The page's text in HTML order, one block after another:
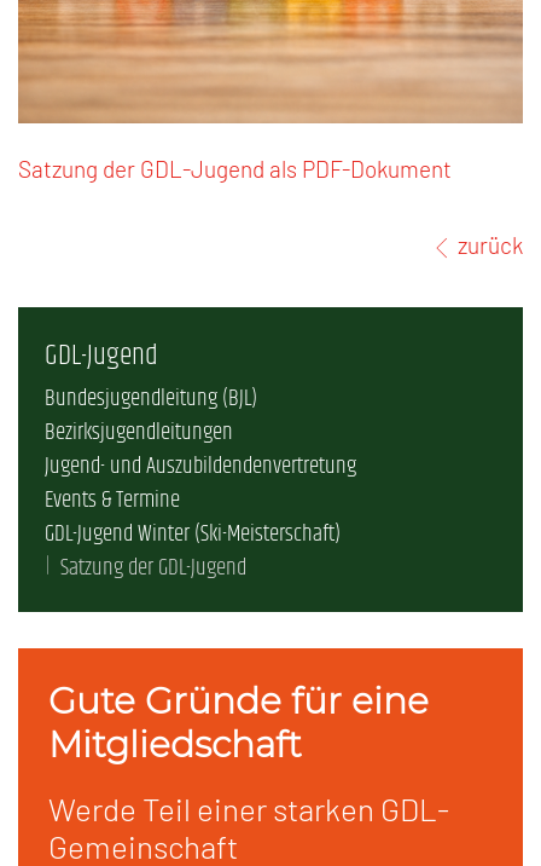
Satzung der GDL-Jugend als PDF-Dokument
zurück
GDL-Jugend
Bundesjugendleitung (BJL)
Bezirksjugendleitungen
Jugend- und Auszubildendenvertretung
Events & Termine
GDL-Jugend Winter (Ski-Meisterschaft)
Satzung der GDL-Jugend
Gute Gründe für eine
Mitgliedschaft
Werde Teil einer starken GDL-
Gemeinschaft